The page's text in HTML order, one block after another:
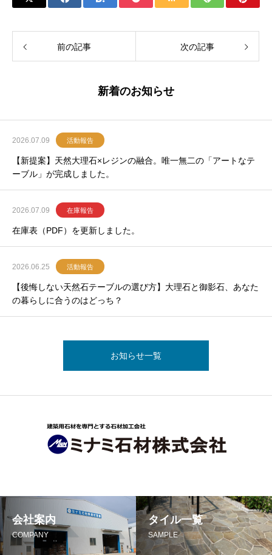
前の記事 次の記事
新着のお知らせ
2026.07.09 活動報告
【新提案】天然大理石×レジンの融合。唯一無二の「アートなテ
ーブル」が完成しました。
2026.07.09 在庫報告
在庫表（PDF）を更新しました。
2026.06.25 活動報告
【後悔しない天然石テーブルの選び方】大理石と御影石、あなた
の暮らしに合うのはどっち？
お知らせ一覧
会社案内
COMPANY
タイル一覧
SAMPLE